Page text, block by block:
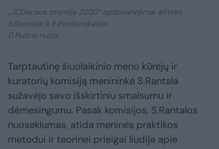
„JCDecaux premija 2020“ apdovanojimai atiteko
S.Rantalai ir E.Povilanskaitei.
D.Putino nuotr.
Tarptautinę šiuolaikinio meno kūrėjų ir
kuratorių komisiją menininkė S.Rantala
sužavėjo savo išskirtiniu smalsumu ir
dėmesingumu. Pasak komisijos, S.Rantalos
nuoseklumas, atida meninės praktikos
metodui ir teorinei prieigai liudija apie